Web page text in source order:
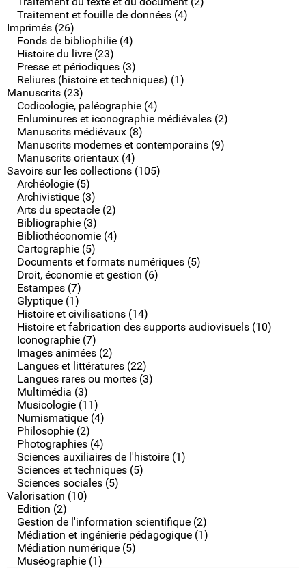
Traitement et fouille de données (4)
Imprimés (26)
Fonds de bibliophilie (4)
Histoire du livre (23)
Presse et périodiques (3)
Reliures (histoire et techniques) (1)
Manuscrits (23)
Codicologie, paléographie (4)
Enluminures et iconographie médiévales (2)
Manuscrits médiévaux (8)
Manuscrits modernes et contemporains (9)
Manuscrits orientaux (4)
Savoirs sur les collections (105)
Archéologie (5)
Archivistique (3)
Arts du spectacle (2)
Bibliographie (3)
Bibliothéconomie (4)
Cartographie (5)
Documents et formats numériques (5)
Droit, économie et gestion (6)
Estampes (7)
Glyptique (1)
Histoire et civilisations (14)
Histoire et fabrication des supports audiovisuels (10)
Iconographie (7)
Images animées (2)
Langues et littératures (22)
Langues rares ou mortes (3)
Multimédia (3)
Musicologie (11)
Numismatique (4)
Philosophie (2)
Photographies (4)
Sciences auxiliaires de l'histoire (1)
Sciences et techniques (5)
Sciences sociales (5)
Valorisation (10)
Edition (2)
Gestion de l'information scientifique (2)
Médiation et ingénierie pédagogique (1)
Médiation numérique (5)
Muséographie (1)